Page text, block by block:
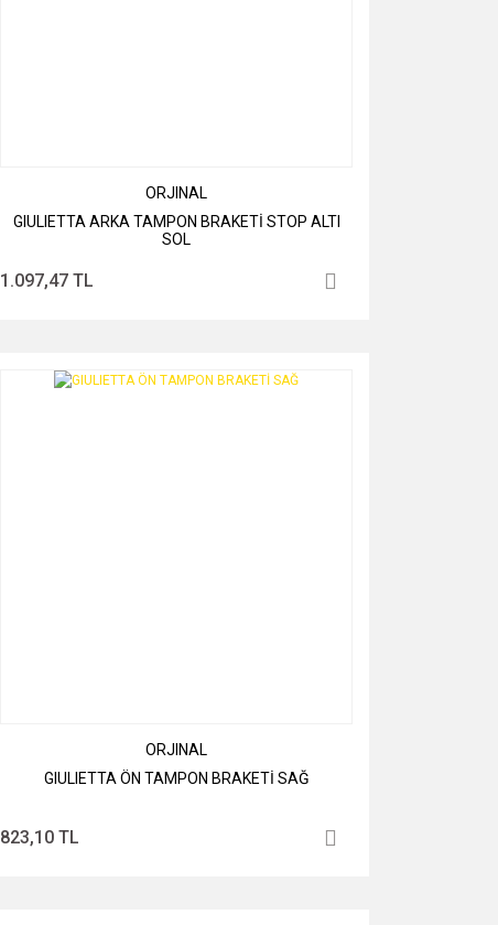
ORJINAL
GIULIETTA ARKA TAMPON BRAKETİ STOP ALTI
SOL
1.097,47 TL
ORJINAL
GIULIETTA ÖN TAMPON BRAKETİ SAĞ
823,10 TL